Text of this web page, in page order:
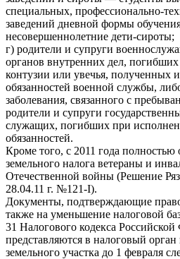
специальных, профессионально-
заведений дневной формы
несовершеннолетние дети-сироты;
г) родители и супруги
органов внутренних дел, погибших
контузии или увечья,
обязанностей военной службы,
заболевания, связанного с
родители и супруги
служащих, погибших при
обязанностей.
Кроме того, с 2011 года
земельного налога ветераны и
Отечественной войны (Решение
28.04.11 г. №121-I).
Документы, подтверждающие
также на уменьшение налоговой
31 Налогового кодекса
представляются в налоговый
земельного участка до 1 февраля